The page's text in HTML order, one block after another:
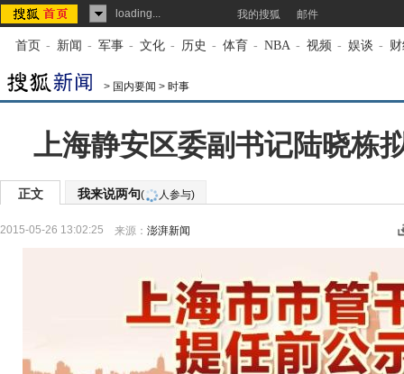
loading... 我的搜狐 邮件
首页 - 新闻 - 军事 - 文化 - 历史 - 体育 - NBA - 视频 - 娱谈 -
> 国内要闻 > 时事
上海静安区委副书记陆晓栋
正文 我来说两句( 人参与)
2015-05-26 13:02:25 来源： 澎湃新闻